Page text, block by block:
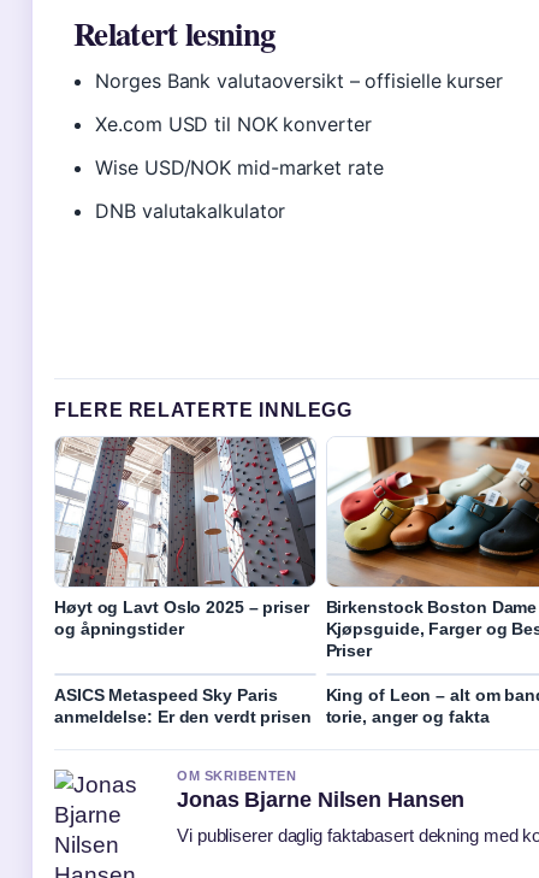
Relatert lesning
Norges Bank valutaoversikt – offisielle kurser
Xe.com USD til NOK konverter
Wise USD/NOK mid-market rate
DNB valutakalkulator
FLERE RELATERTE INNLEGG
Høyt og Lavt Oslo 2025 – priser
og åpningstider
Birkenstock Boston Dame
Kjøpsguide, Farger og
Priser
ASICS Metaspeed Sky Paris
anmeldelse: Er den verdt prisen
King of Leon – alt om
torie, anger og fakta
OM SKRIBENTEN
Jonas Bjarne Nilsen Hansen
Vi publiserer daglig faktabasert dekning med